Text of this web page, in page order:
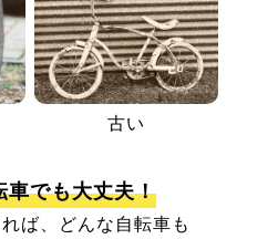
古い
車でも大丈夫！
ば、どんな自転車も